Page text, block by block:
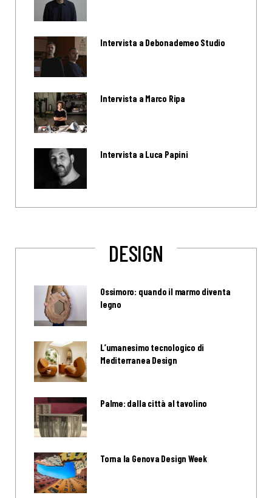
Intervista a Debonademeo Studio
Intervista a Marco Ripa
Intervista a Luca Papini
DESIGN
Ossimoro: quando il marmo diventa
legno
L’umanesimo tecnologico di
Mediterranea Design
Palme: dalla città al tavolino
Torna la Genova Design Week